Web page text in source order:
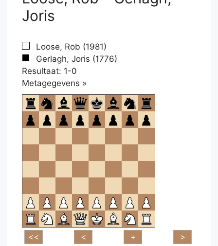
Joris
Loose, Rob (1981)
Gerlagh, Joris (1776)
Resultaat: 1-0
Metagegevens »
om
te
openen.